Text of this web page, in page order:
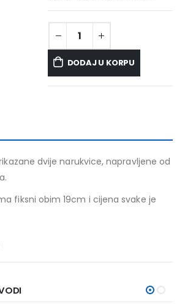
DODAJ U KORPU
dvije narukvice, napravljene od
fiksni obim 19cm i cijena svake je